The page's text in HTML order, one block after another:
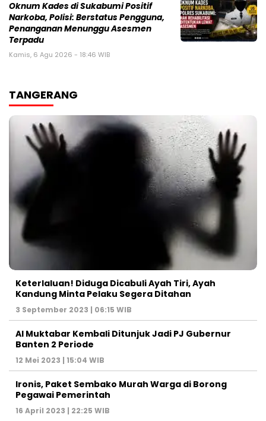
Oknum Kades di Sukabumi Positif
Narkoba, Polisi: Berstatus Pengguna,
Penanganan Menunggu Asesmen
Terpadu
Kamis, 6 Agu 2026 - 18:46 WIB
TANGERANG
Keterlaluan! Diduga Dicabuli Ayah Tiri, Ayah
Kandung Minta Pelaku Segera Ditahan
3 September 2023 | 06:15 WIB
Al Muktabar Kembali Ditunjuk Jadi PJ Gubernur
Banten 2 Periode
12 Mei 2023 | 15:04 WIB
Ironis, Paket Sembako Murah Warga di Borong
Pegawai Pemerintah
16 April 2023 | 22:25 WIB